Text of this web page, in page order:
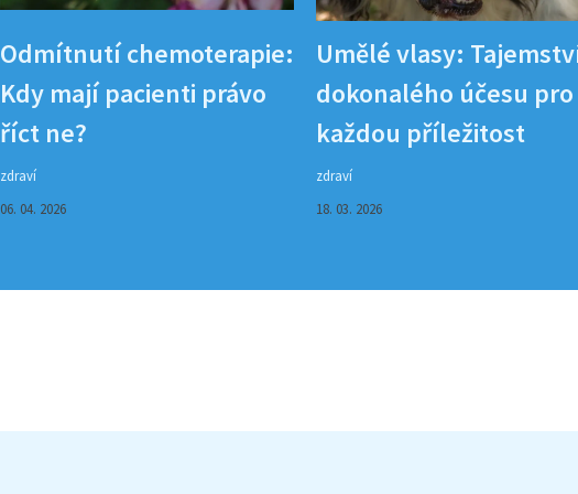
Odmítnutí chemoterapie:
Kdy mají pacienti právo
říct ne?
zdraví
06. 04. 2026
Umělé vlasy:
dokonalého účesu pro
každou příležitost
zdraví
18. 03. 2026